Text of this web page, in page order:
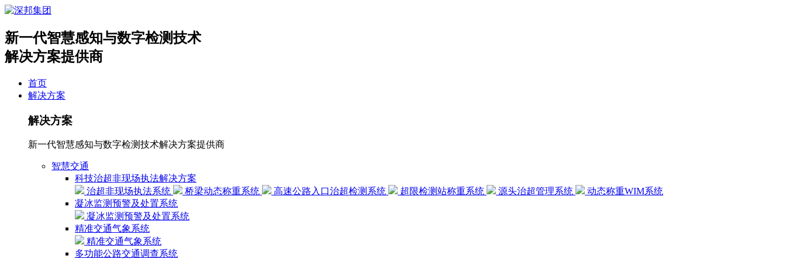
新一代智慧感知与数字检测技术
解决方案提供商
首页
解决方案
解决方案
新一代智慧感知与数字检测技术解决方案提供商
智慧交通
科技治超非现场执法解决方案
治超非现场执法系统
桥梁动态称重系统 高速公路入口治超检测系统 超限检测站称重系统 源头治超管理系统
动态称重WIM系统
凝冰监测预警及处置系统
凝冰监测预警及处置系统
精准交通气象系统
精准交通气象系统
多功能公路交通调查系统